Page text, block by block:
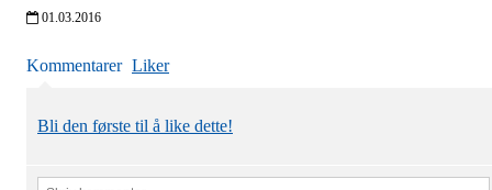
01.03.2016
Kommentarer Liker
Bli den første til å like dette!